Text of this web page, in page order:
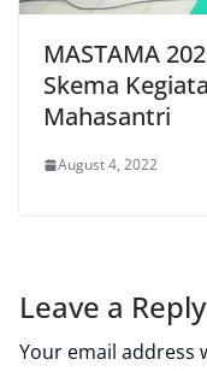
MASTAMA
Skema
Mahasantri
August 4, 2022
Leave a Reply
Your email address